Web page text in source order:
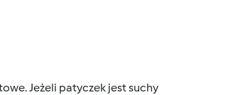
Jeżeli patyczek jest suchy